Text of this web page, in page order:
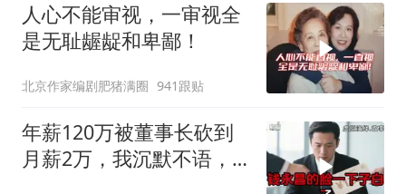
人心不能审视，一审视全
是无耻龌龊和卑鄙！
北京作家编剧肥猪满圈 941跟贴
年薪120万被董事长砍到
月薪2万，我沉默不语，